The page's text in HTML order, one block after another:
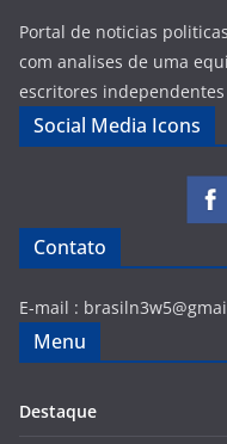
Portal de noticias
com analises de uma
escritores independentes
Social Media Icons
Contato
E-mail :
Menu
Destaque